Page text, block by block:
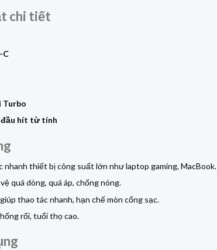
chi tiết
C
Turbo
đầu hít từ tính
nhanh thiết bị công suất lớn như laptop gaming, MacBook.
quá dòng, quá áp, chống nóng.
thao tác nhanh, hạn chế mòn cổng sạc.
rối, tuổi thọ cao.